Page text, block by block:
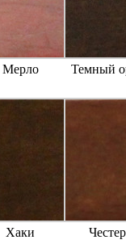
Мерло Темный
Хаки Честер